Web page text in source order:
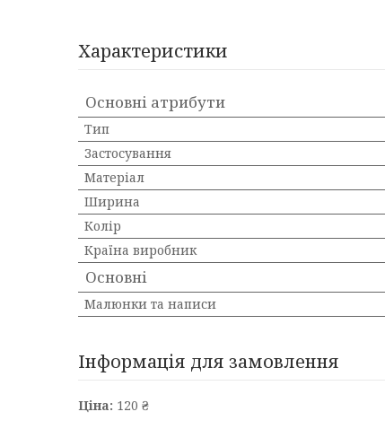
Характеристики
Основні атрибути
Тип
Застосування
Матеріал
Ширина
Колір
Країна виробник
Основні
Малюнки та написи
Інформація для замовлення
Ціна: 120 ₴